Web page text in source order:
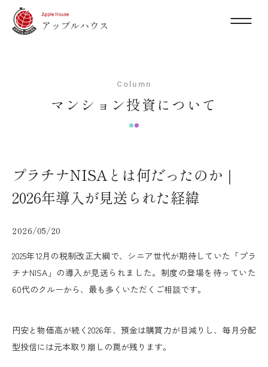
Column
マンション投資について
プラチナNISAとは何だったのか｜
2026年導入が見送られた経緯
2026/05/20
2025年12月の税制改正大綱で、シニア世代が期待していた「プラ
チナNISA」の導入が見送られました。制度の登場を待っていた
60代のクルーから、最も多くいただくご相談です。
円安と物価高が続く2026年、預金は購買力が目減りし、毎月分配
型投信には元本取り崩しの罠が残ります。